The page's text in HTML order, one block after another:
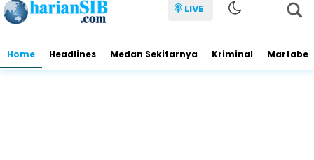
LIVE
Home Headlines Medan Sekitarnya Kriminal Martabe